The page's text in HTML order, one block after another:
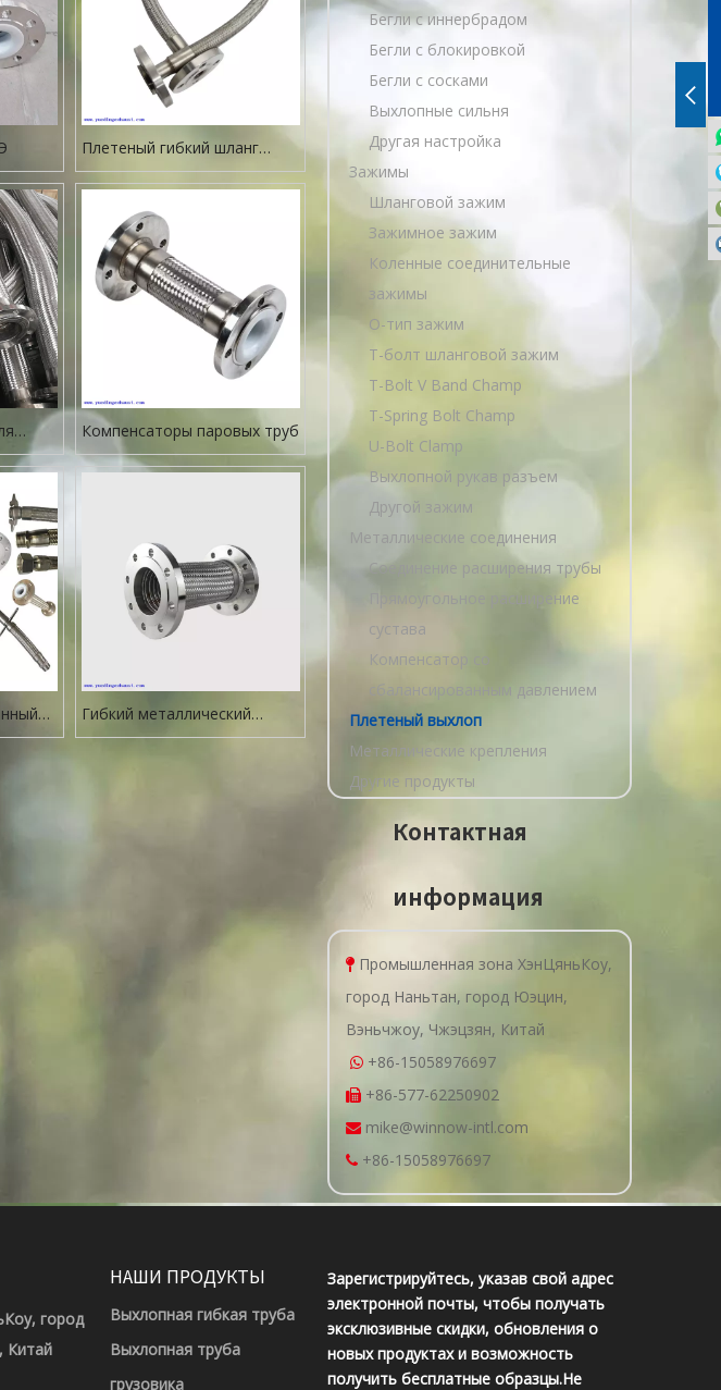
Плетеный гибкий шланг
SS304
Компенсаторы паровых труб
Гибкий металлический
шланг для газа
Бегли с иннербрадом
Бегли с блокировкой
Бегли с сосками
Выхлопные сильня
Другая настройка
Зажимы
Шланговой зажим
Зажимное зажим
Коленные соединительные
зажимы
O-тип зажим
Т-болт шланговой зажим
T-Bolt V Band Champ
T-Spring Bolt Champ
U-Bolt Clamp
Выхлопной рукав разъем
Другой зажим
Металлические соединения
Соединение расширения трубы
Прямоугольное расширение
сустава
Компенсатор со
сбалансированным давлением
Плетеный выхлоп
Металлические крепления
Другие продукты
Контактная
информация
 Промышленная зона ХэнЦяньКоу,
город Наньтан, город Юэцин,
Вэньчжоу, Чжэцзян, Китай
 +86-15058976697
 +86-577-62250902
 mike@winnow-intl.com
 +86-15058976697
город
Китай
НАШИ ПРОДУКТЫ
Выхлопная гибкая труба
Выхлопная труба
грузовика
Зарегистрируйтесь, указав свой адрес
электронной почты, чтобы получать
эксклюзивные скидки, обновления о
новых продуктах и ​​возможность
получить бесплатные образцы.Не